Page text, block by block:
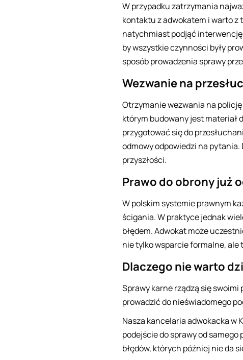
W przypadku zatrzymania
kontaktu z adwokatem i warto z
natychmiast podjąć
by wszystkie czynności były
sposób prowadzenia sprawy
Wezwanie na
Otrzymanie wezwania na
którym budowany jest materiał
przygotować się do
odmowy odpowiedzi na
przyszłości.
Prawo do obrony już
W polskim systemie prawnym
ścigania. W praktyce jednak
błędem. Adwokat może
nie tylko wsparcie formalne,
Dlaczego nie warto
Sprawy karne rządzą się
prowadzić do nieświadomego
Nasza kancelaria adwokacka w
podejście do sprawy od
błędów, których później nie da